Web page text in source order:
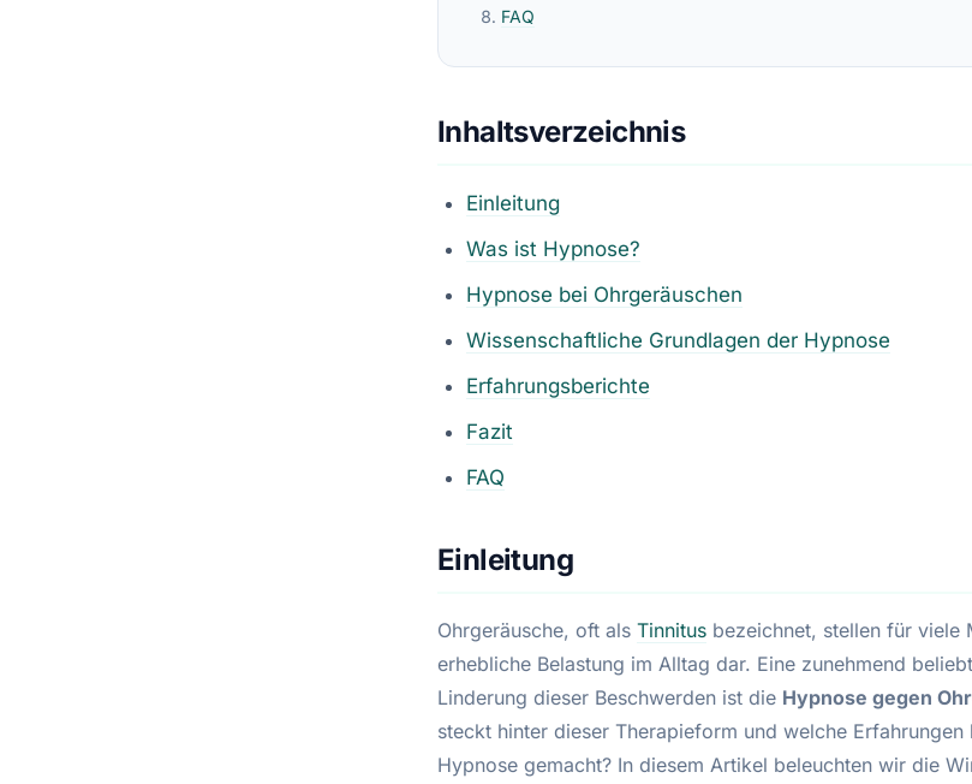
FAQ
Inhaltsverzeichnis
Einleitung
Was ist Hypnose?
Hypnose bei Ohrgeräuschen
Wissenschaftliche Grundlagen der Hypnose
Erfahrungsberichte
Fazit
FAQ
Einleitung
Ohrgeräusche, oft als Tinnitus bezeichnet, stellen für viele
erhebliche Belastung im Alltag dar. Eine zunehmend
Linderung dieser Beschwerden ist die Hypnose gegen
steckt hinter dieser Therapieform und welche Erfahrungen
Hypnose gemacht? In diesem Artikel beleuchten wir die